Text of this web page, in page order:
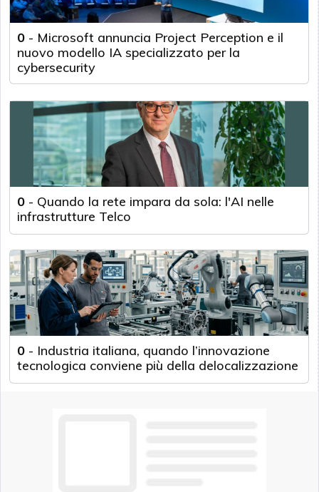
0 - Microsoft annuncia Project Perception e il
nuovo modello IA specializzato per la
cybersecurity
0 - Quando la rete impara da sola: l'AI nelle
infrastrutture Telco
0 - Industria italiana, quando l’innovazione
tecnologica conviene più della delocalizzazione